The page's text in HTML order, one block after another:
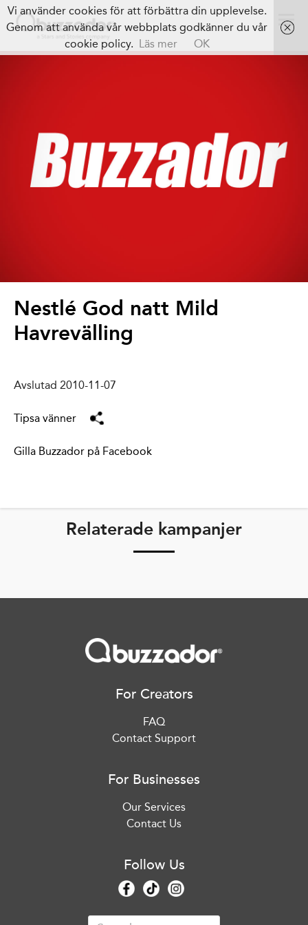
Nestlé God natt Mild
Havrevälling
Avslutad 2010-11-07
Tipsa vänner
Gilla Buzzador på Facebook
Relaterade kampanjer
For Creators
FAQ
Contact Support
For Businesses
Our Services
Contact Us
Follow Us
Vi använder cookies för att förbättra din upplevelse.
Genom att använda vår webbplats godkänner du vår
cookie policy. Läs mer OK